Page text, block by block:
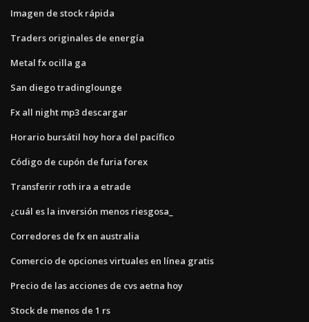
Imagen de stock rápida
Traders originales de energía
Metal fx ocilla ga
San diego tradinglounge
Fx all night mp3 descargar
Horario bursátil hoy hora del pacífico
Código de cupón de furia forex
Transferir roth ira a etrade
¿cuál es la inversión menos riesgosa_
Corredores de fx en australia
Comercio de opciones virtuales en línea gratis
Precio de las acciones de cvs aetna hoy
Stock de menos de 1 rs